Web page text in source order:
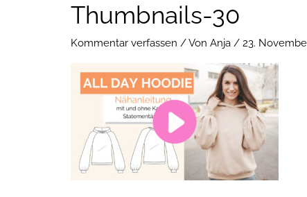
Thumbnails-30
Kommentar verfassen / Von Anja / 23.